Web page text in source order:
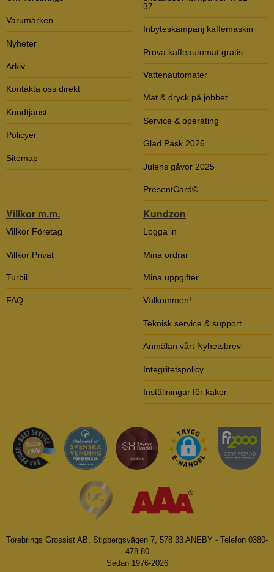
Varumärken
Nyheter
Arkiv
Kontakta oss direkt
Kundtjänst
Policyer
Sitemap
37
Inbyteskampanj kaffemaskin
Prova kaffeautomat gratis
Vattenautomater
Mat & dryck på jobbet
Service & operating
Glad Påsk 2026
Julens gåvor 2025
PresentCard©
Villkor m.m.
Villkor Företag
Villkor Privat
Turbil
FAQ
Kundzon
Logga in
Mina ordrar
Mina uppgifter
Välkommen!
Teknisk service & support
Anmälan vårt Nyhetsbrev
Integritetspolicy
Inställningar för kakor
Torebrings Grossist AB, Stigbergsvägen 7, 578 33 ANEBY - Telefon 0380-
478 80
Sedan 1976-2026